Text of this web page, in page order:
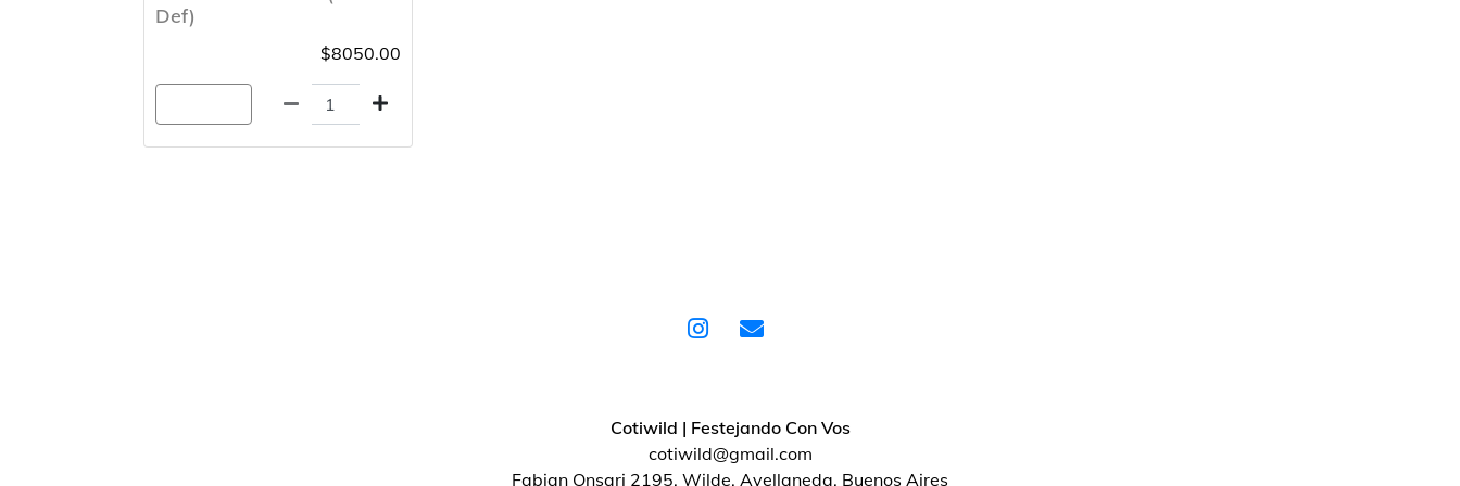
Def)
$8050.00
Cotiwild | Festejando Con Vos
cotiwild@gmail.com
Fabian Onsari 2195, Wilde, Avellaneda, Buenos Aires